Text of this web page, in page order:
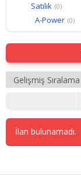
Satılık (0)
A-Power (0)
İlan bulunamadı.